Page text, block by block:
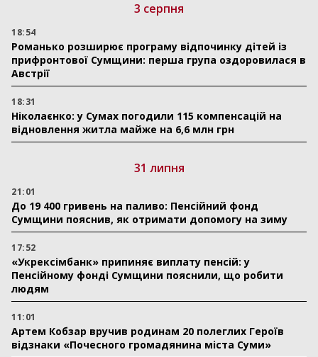
3 серпня
18:54
Романько розширює програму відпочинку дітей із
прифронтової Сумщини: перша група оздоровилася в
Австрії
18:31
Ніколаєнко: у Сумах погодили 115 компенсацій на
відновлення житла майже на 6,6 млн грн
31 липня
21:01
До 19 400 гривень на паливо: Пенсійний фонд
Сумщини пояснив, як отримати допомогу на зиму
17:52
«Укрексімбанк» припиняє виплату пенсій: у
Пенсійному фонді Сумщини пояснили, що робити
людям
11:01
Артем Кобзар вручив родинам 20 полеглих Героїв
відзнаки «Почесного громадянина міста Суми»